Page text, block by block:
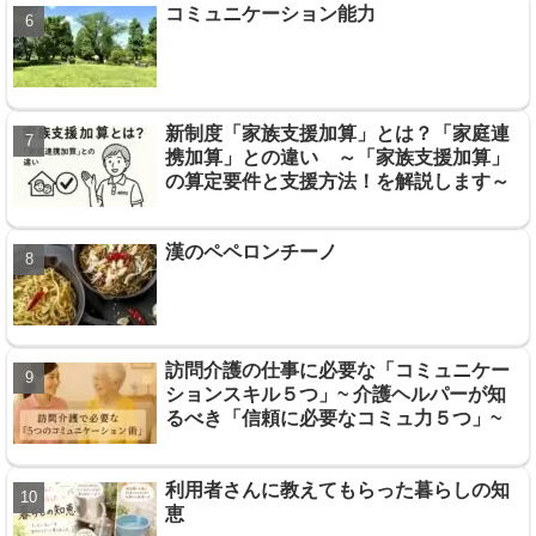
コミュニケーション能力
新制度「家族支援加算」とは？「家庭連
携加算」との違い ～「家族支援加算」
の算定要件と支援方法！を解説します～
漢のペペロンチーノ
訪問介護の仕事に必要な「コミュニケー
ションスキル５つ」~ 介護ヘルパーが知
るべき「信頼に必要なコミュ力５つ」~
利用者さんに教えてもらった暮らしの知
恵